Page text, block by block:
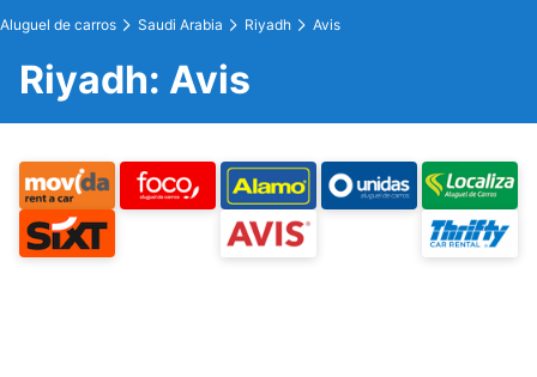
Aluguel de carros Saudi Arabia Riyadh Avis
Riyadh: Avis